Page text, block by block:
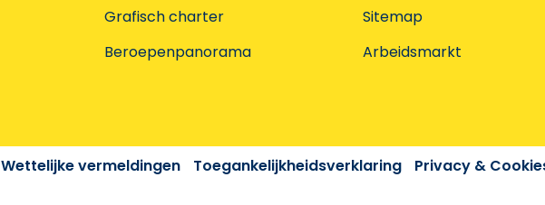
Grafisch charter
Beroepenpanorama
Sitemap
Arbeidsmarkt
Wettelijke vermeldingen Toegankelijkheidsverklaring Privacy &